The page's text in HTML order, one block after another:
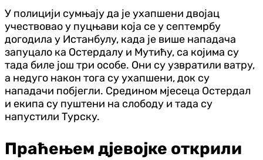
У полицији сумњају да је ухапшени двојац
учествовао у пуцњави која се у септемрбу
догодила у Истанбулу, када је више нападача
запуцало ка Остердалу и Мутићу, са којима су
тада биле још три особе. Они су узвратили ватру,
а недуго након тога су ухапшени, док су
нападачи побјегли. Средином мјесеца Остердал
и екипа су пуштени на слободу и тада су
напустили Турску.
Праћењем дјевојке открили